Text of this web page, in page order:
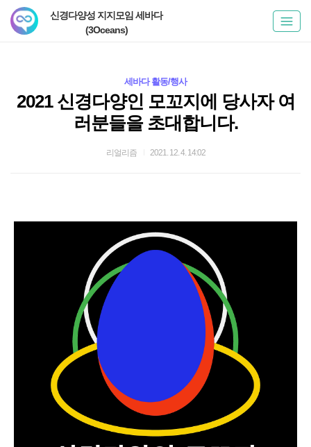
신경다양성 지지모임 세바다
(3Oceans)
세바다 활동/행사
2021 신경다양인 모꼬지에 당사자 여
러분들을 초대합니다.
리얼리즘 2021. 12. 4. 14:02